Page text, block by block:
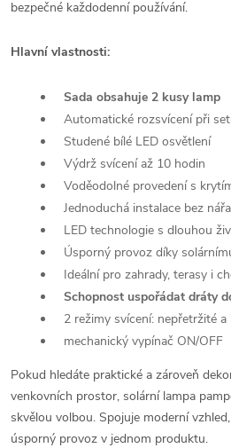
bezpečné každodenní používání.
Hlavní vlastnosti:
Sada obsahuje 2 kusy lamp
Automatické rozsvícení při
Studené bílé LED osvětlení
Výdrž svícení až 10 hodin
Voděodolné provedení s
Jednoduchá instalace bez
LED technologie s dlouhou
Úsporný provoz díky
Ideální pro zahrady, terasy i
Schopnost uspořádat dráty
2 režimy svícení: nepřetržité a
mechanický vypínač ON/OFF
Pokud hledáte praktické a zároveň
venkovních prostor, solární lampa
skvělou volbou. Spojuje moderní
úsporný provoz v jednom produktu.